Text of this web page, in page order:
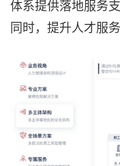
体系提供落地服务
同时，提升人才服务